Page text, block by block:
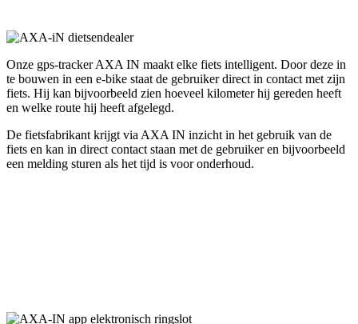
Onze gps-tracker AXA IN maakt elke fiets intelligent. Door deze in
te bouwen in een e-bike staat de gebruiker direct in contact met zijn
fiets. Hij kan bijvoorbeeld zien hoeveel kilometer hij gereden heeft
en welke route hij heeft afgelegd.
De fietsfabrikant krijgt via AXA IN inzicht in het gebruik van de
fiets en kan in direct contact staan met de gebruiker en bijvoorbeeld
een melding sturen als het tijd is voor onderhoud.